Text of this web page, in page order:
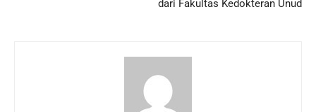
dari Fakultas Kedokteran Unud